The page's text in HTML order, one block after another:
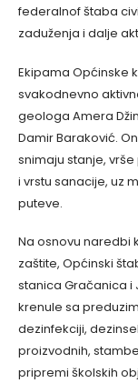
federalnof štaba
zaduženja i dalje
Ekipama Općinske
svakodnevno
geologa Amera
Damir Baraković.
snimaju stanje,
i vrstu sanacije, uz
puteve.
Na osnovu naredbi
zaštite, Općinski
stanica Gračanica i
krenule sa
dezinfekciji,
proizvodnih,
pripremi školskih